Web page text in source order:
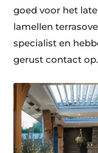
goed voor het
lamellen
specialist en
gerust contact op.